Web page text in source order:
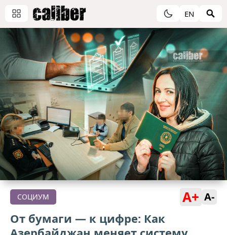
EN
СОЦИУМ A+ A-
От бумаги — к цифре: Как